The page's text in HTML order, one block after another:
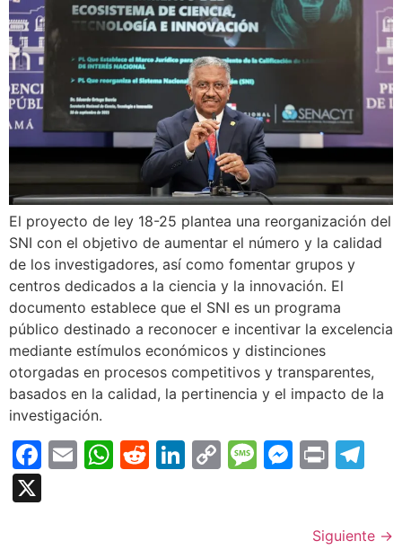
El proyecto de ley 18-25 plantea una reorganización del
SNI con el objetivo de aumentar el número y la calidad
de los investigadores, así como fomentar grupos y
centros dedicados a la ciencia y la innovación. El
documento establece que el SNI es un programa
público destinado a reconocer e incentivar la excelencia
mediante estímulos económicos y distinciones
otorgadas en procesos competitivos y transparentes,
basados en la calidad, la pertinencia y el impacto de la
investigación.
Facebook
EmailWhatsApp
Reddit
LinkedIn
CopyMessage
Print
Siguiente →